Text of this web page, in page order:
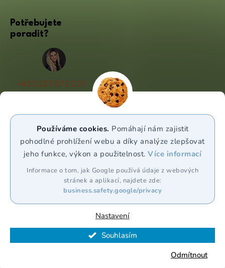
Používáme cookies. Pomáhají nám zajistit
pohodlné prohlížení webu a díky analýze zlepšovat
jeho funkce, výkon a použitelnost.Více informací
Informace o tom, jak Google používá údaje z webových
stránek a aplikací, najdete zde:
business.safety.google/privacy
Nastavení
Odmítnout
Souhlasím
Potřebujete
poradit?
+420 227 072 207
(Po - Pá 9:00 - 17:00)
WhatsApp
Vytvořil Shoptet Premium
. Všechna práva vyhrazena.